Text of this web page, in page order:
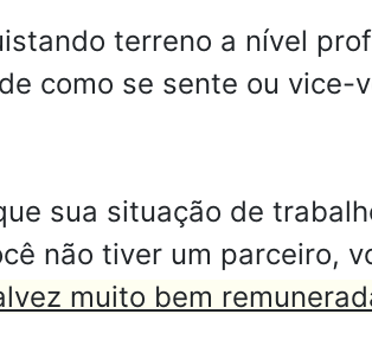
terreno a nível
como se sente ou vice-
sua situação de
não tiver um parceiro,
muito bem